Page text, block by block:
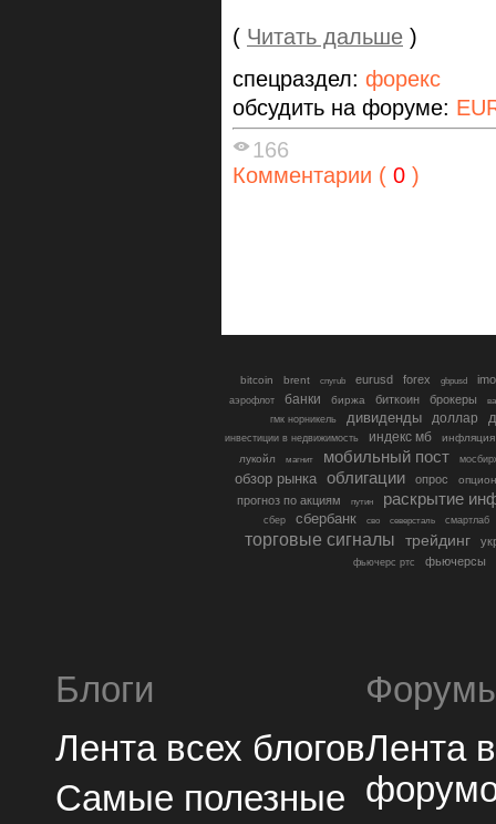
( Читать дальше )
спецраздел: форекс
обсудить на форуме:
166
Комментарии ( 0 )
bitcoin brent cnyrub eurusd forex gbpusd
аэрофлот банки биржа биткоин брокеры
гмк норникель
дивиденды доллар
инвестиции в недвижимость индекс мб
инфляция
лукойл
магнит мобильный пост
обзор рынка облигации опрос
прогноз по акциям путин раскрытие
сбер сбербанк сво северсталь смартлаб
торговые сигналы трейдинг
фьючерс ртс фьючерсы
Блоги
Лента всех блогов
Самые полезные
Лента